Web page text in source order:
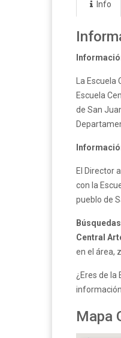
Info
La
Escuela
de San
El Director
con la
pueblo de
Central
en el área,
¿Eres de
Mapa